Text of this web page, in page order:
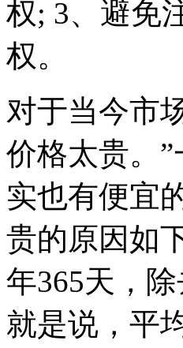
权; 3、避免
权。
对于当今市
价格太贵。
实也有便宜
贵的原因如
年365天，
就是说，平